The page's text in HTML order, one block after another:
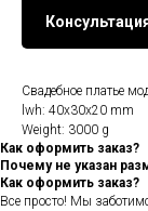
Свадебное платье
lwh: 40x30x20 mm
Weight: 3000 g
Как оформить заказ?
Почему не указан
Как оформить заказ?
Все просто! Мы